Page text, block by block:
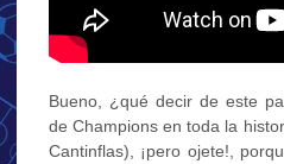
Bueno, ¿qué decir de este
de Champions en toda la
Cantinflas), ¡pero ojete!,